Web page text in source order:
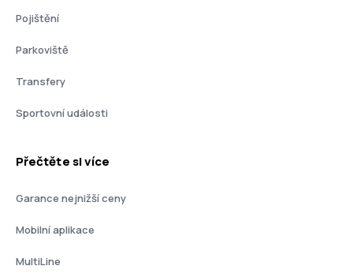
Pojištění
Parkoviště
Transfery
Sportovní události
Přečtěte si více
Garance nejnižší ceny
Mobilní aplikace
MultiLine